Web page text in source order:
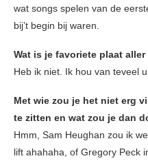
wat songs spelen van de
bij’t begin bij waren.
Wat is je favoriete plaat
Heb ik niet. Ik hou van teveel
Met wie zou je het niet erg
te zitten en wat zou je dan
Hmm, Sam Heughan zou ik
lift ahahaha, of Gregory Peck